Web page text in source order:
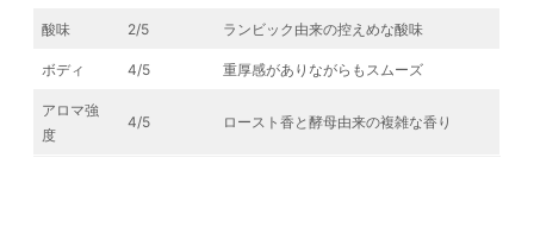
酸味 2/5 ランビック由来の控えめな酸味
ボディ 4/5 重厚感がありながらもスムーズ
アロマ強
度
4/5 ロースト香と酵母由来の複雑な香り